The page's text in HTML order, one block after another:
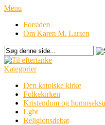
Menu
Forsiden
Om Karen M. Larsen
Kategorier
Den katolske kirke
Folkekirken
Kristendom og
Lgbt
Religionsdebat